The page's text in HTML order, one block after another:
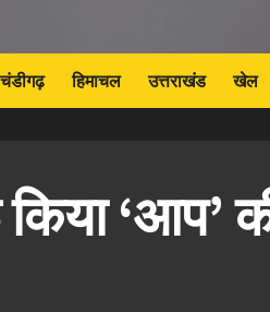
चंडीगढ़ हिमाचल उत्तराखंड खेल
‘आप’